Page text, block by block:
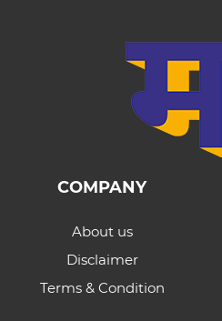
COMPANY
About us
Disclaimer
Terms & Condition